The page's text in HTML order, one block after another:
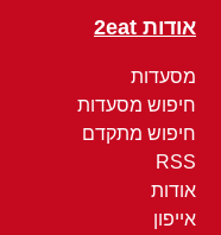
אודות 2eat
מסעדות
חיפוש מסעדות
חיפוש מתקדם
RSS
אודות
אייפון